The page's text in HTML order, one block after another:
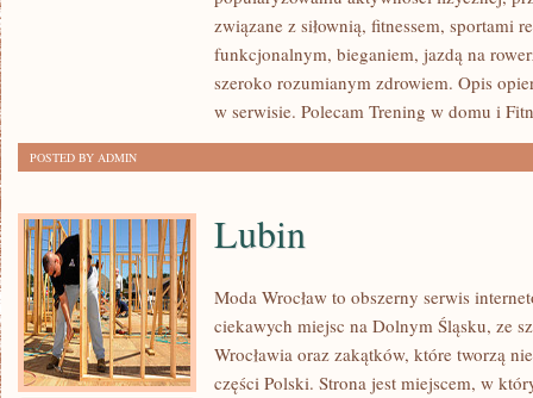
związane z siłownią, fitnessem, sportami
funkcjonalnym, bieganiem, jazdą na
szeroko rozumianym zdrowiem. Opis
w serwisie. Polecam Trening w domu i
POSTED BY ADMIN
Lubin
Moda Wrocław to obszerny serwis
ciekawych miejsc na Dolnym Śląsku, ze
Wrocławia oraz zakątków, które tworzą
części Polski. Strona jest miejscem, w